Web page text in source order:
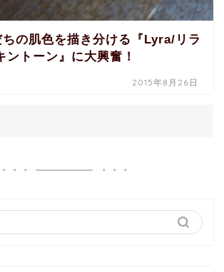
の肌色を描き分ける『Lyra/リラ
ントーン』に大興奮！
2015年8月26日